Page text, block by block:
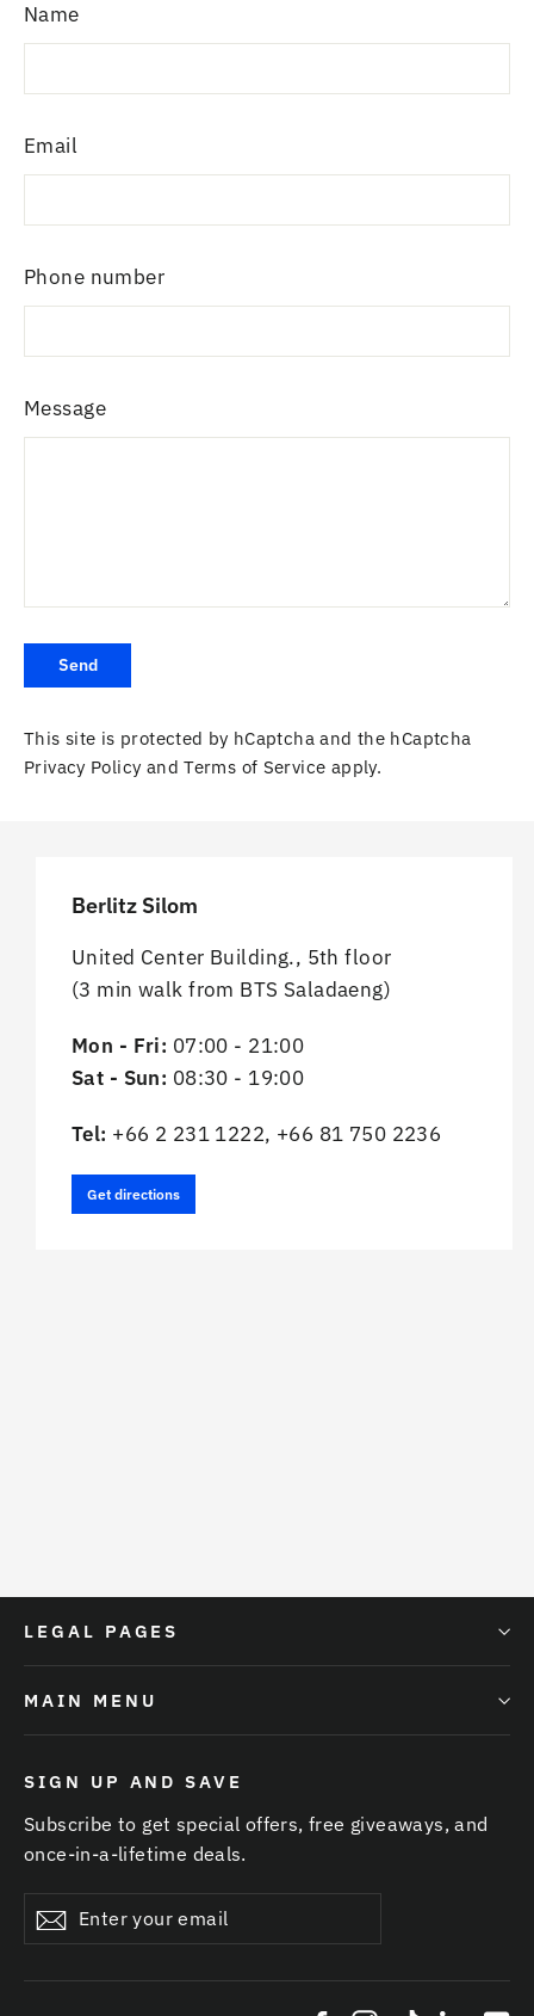
Name
Email
Phone number
Message
Send
This site is protected by hCaptcha and the hCaptcha
Privacy Policy andTerms of Service apply.
Berlitz Silom
United Center Building., 5th floor
(3 min walk from BTS Saladaeng)
Mon - Fri: 07:00 - 21:00
Sat - Sun: 08:30 - 19:00
Tel: +66 2 231 1222, +66 81 750 2236
Get directions
LEGAL PAGES
MAIN MENU
SIGN UP AND SAVE
Subscribe to get special offers, free giveaways, and
once-in-a-lifetime deals.
Enter
your
email
Subscribe